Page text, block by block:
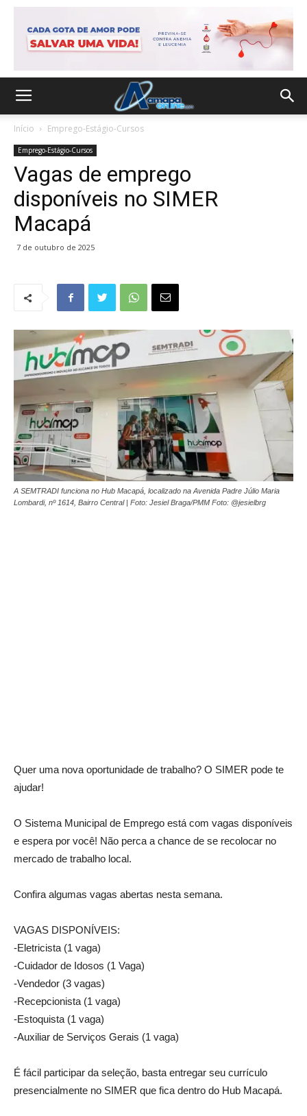
Início Emprego-Estágio-Cursos
Emprego-Estágio-Cursos
Vagas de emprego
disponíveis no SIMER
Macapá
7 de outubro de 2025
A SEMTRADI funciona no Hub Macapá, localizado na Avenida Padre Júlio Maria
Lombardi, nº 1614, Bairro Central | Foto: Jesiel Braga/PMM Foto: @jesielbrg
Quer uma nova oportunidade de trabalho? O SIMER pode te
ajudar!
O Sistema Municipal de Emprego está com vagas disponíveis
e espera por você! Não perca a chance de se recolocar no
mercado de trabalho local.
Confira algumas vagas abertas nesta semana.
VAGAS DISPONÍVEIS:
-Eletricista (1 vaga)
-Cuidador de Idosos (1 Vaga)
-Vendedor (3 vagas)
-Recepcionista (1 vaga)
-Estoquista (1 vaga)
-Auxiliar de Serviços Gerais (1 vaga)
É fácil participar da seleção, basta entregar seu currículo
presencialmente no SIMER que fica dentro do Hub Macapá.